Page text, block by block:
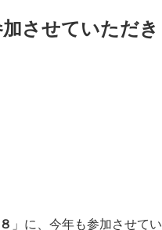
させていただき
」に、今年も参加させてい